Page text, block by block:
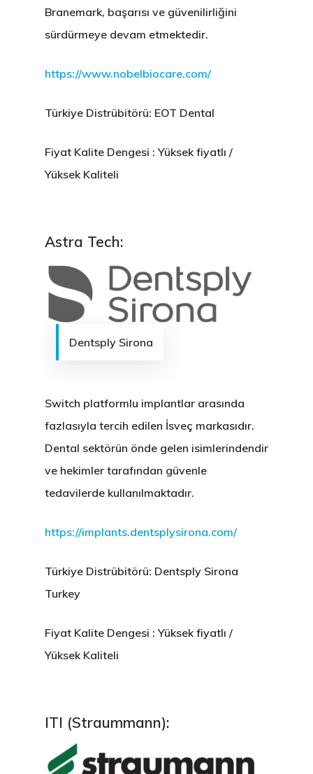
Branemark, başarısı ve güvenilirliğini
sürdürmeye devam etmektedir.
https://www.nobelbiocare.com/
Türkiye Distrübitörü: EOT Dental
Fiyat Kalite Dengesi : Yüksek fiyatlı /
Yüksek Kaliteli
Astra Tech:
Dentsply Sirona
Switch platformlu implantlar arasında
fazlasıyla tercih edilen İsveç markasıdır.
Dental sektörün önde gelen isimlerindendir
ve hekimler tarafından güvenle
tedavilerde kullanılmaktadır.
https://implants.dentsplysirona.com/
Türkiye Distrübitörü: Dentsply Sirona
Turkey
Fiyat Kalite Dengesi : Yüksek fiyatlı /
Yüksek Kaliteli
ITI (Straummann):
Anasayfa
İdari Kadro
İmplant Tedavisi
ESTETİK
Hekimlerimiz